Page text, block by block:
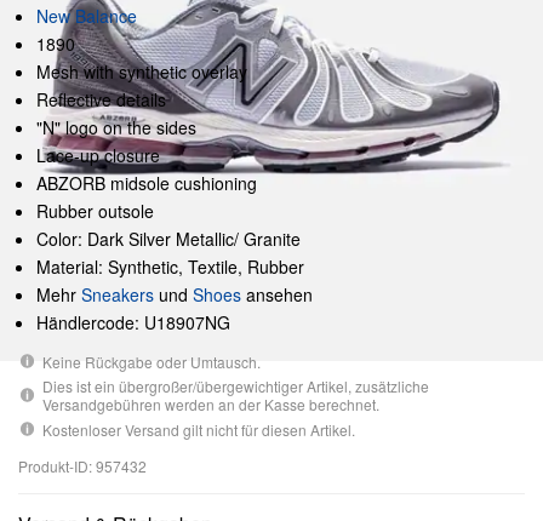
New Balance
1890
Mesh with synthetic overlay
Reflective details
"N" logo on the sides
Lace-up closure
ABZORB midsole cushioning
Rubber outsole
Color: Dark Silver Metallic/ Granite
Material: Synthetic, Textile, Rubber
Mehr Sneakers und Shoes ansehen
Händlercode: U18907NG
Keine Rückgabe oder Umtausch.
Dies ist ein übergroßer/übergewichtiger Artikel, zusätzliche
Versandgebühren werden an der Kasse berechnet.
Kostenloser Versand gilt nicht für diesen Artikel.
Produkt-ID: 957432